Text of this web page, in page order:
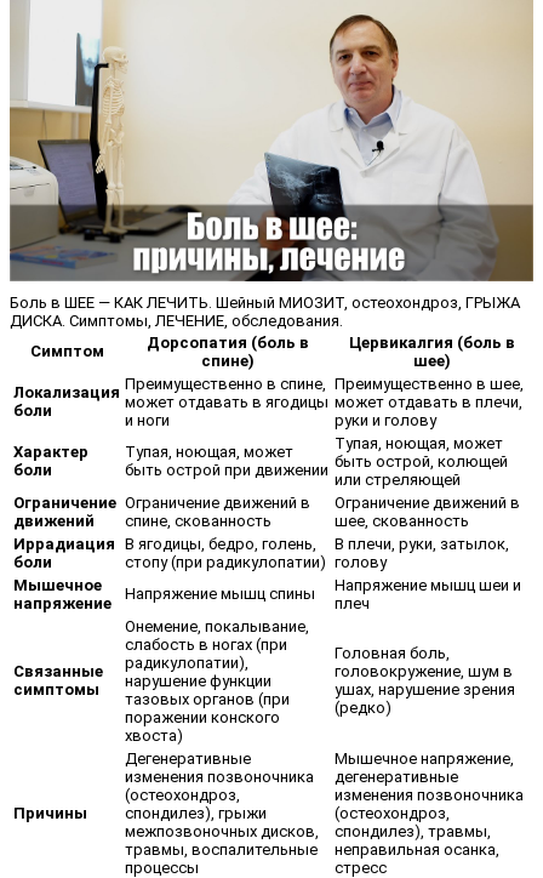
Боль в ШЕЕ — КАК ЛЕЧИТЬ. Шейный МИОЗИТ, остеохондроз, ГРЫЖА
ДИСКА. Симптомы, ЛЕЧЕНИЕ, обследования.
Симптом
Дорсопатия (боль в
спине)
Цервикалгия (боль в
шее)
Локализация
боли
Преимущественно в спине,
может отдавать в ягодицы
и ноги
Преимущественно в шее,
может отдавать в плечи,
руки и голову
Характер
боли
Тупая, ноющая, может
быть острой при движении
Тупая, ноющая, может
быть острой, колющей
или стреляющей
Ограничение
движений
Ограничение движений в
спине, скованность
Ограничение движений в
шее, скованность
Иррадиация
боли
В ягодицы, бедро, голень,
стопу (при радикулопатии)
В плечи, руки, затылок,
голову
Мышечное
напряжение
Напряжение мышц спины
Напряжение мышц шеи и
плеч
Связанные
симптомы
Онемение, покалывание,
слабость в ногах (при
радикулопатии),
нарушение функции
тазовых органов (при
поражении конского
хвоста)
Головная боль,
головокружение, шум в
ушах, нарушение зрения
(редко)
Причины
Дегенеративные
изменения позвоночника
(остеохондроз,
спондилез), грыжи
межпозвоночных дисков,
травмы, воспалительные
процессы
Мышечное напряжение,
дегенеративные
изменения позвоночника
(остеохондроз,
спондилез), травмы,
неправильная осанка,
стресс